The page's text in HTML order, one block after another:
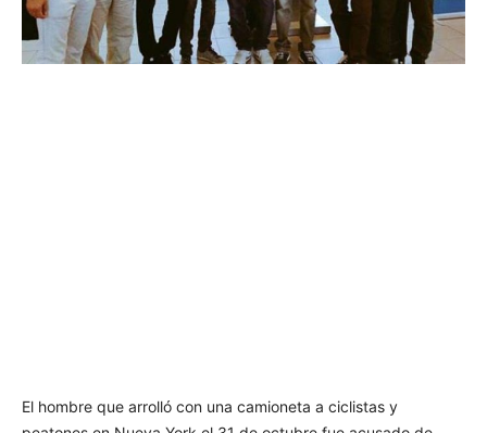
El hombre que arrolló con una camioneta a ciclistas y